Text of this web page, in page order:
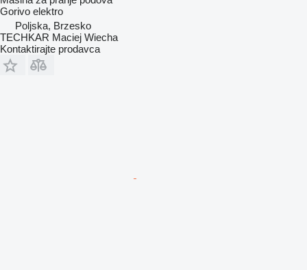
Gorivo elektro
Poljska, Brzesko
TECHKAR Maciej Wiecha
Kontaktirajte prodavca